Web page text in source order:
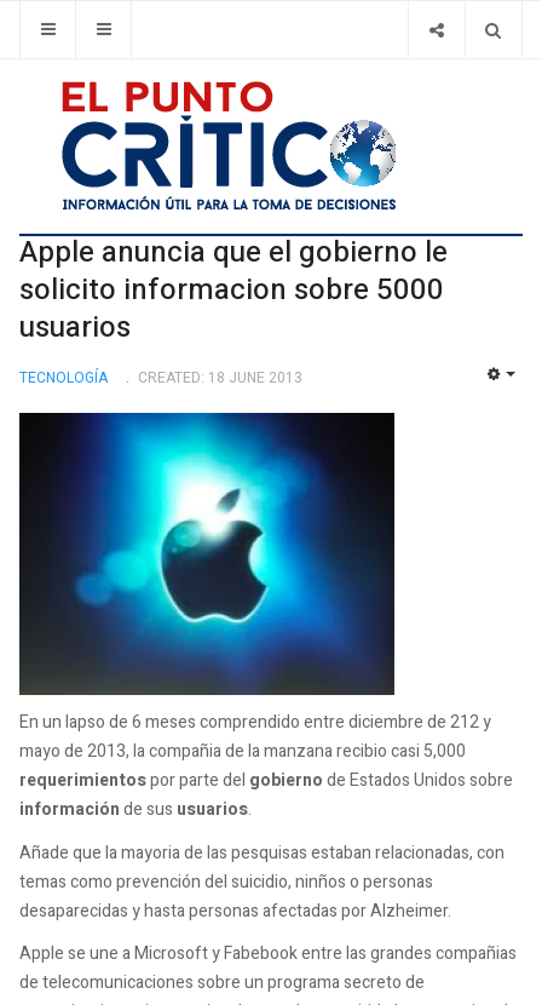
Apple anuncia que el gobierno le
solicito informacion sobre 5000
usuarios
TECNOLOGÍ­A CREATED: 18 JUNE 2013
En un lapso de 6 meses comprendido entre diciembre de 212 y
mayo de 2013, la compañia de la manzana recibio casi 5,000
requerimientospor parte del gobiernode Estados Unidos sobre
informaciónde sus usuarios.
Añade que la mayoria de las pesquisas estaban relacionadas, con
temas como prevención del suicidio, ninños o personas
desaparecidas y hasta personas afectadas por Alzheimer.
Apple se une a Microsoft y Fabebook entre las grandes compañias
de telecomunicaciones sobre un programa secreto de